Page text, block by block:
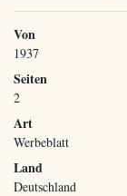
Von
1937
Seiten
2
Art
Werbeblatt
Land
Deutschland